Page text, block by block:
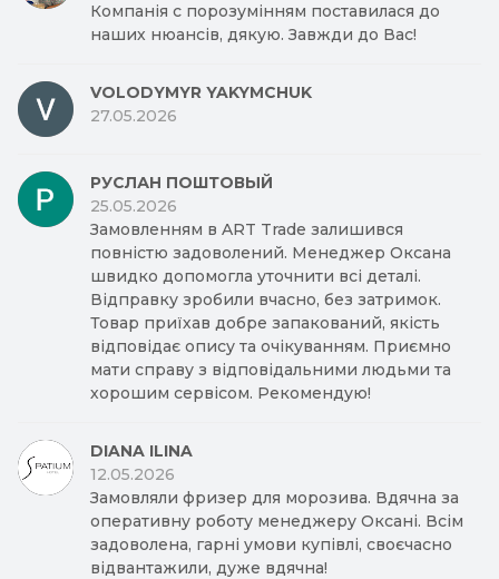
Компанія с порозумінням поставилася до
наших нюансів, дякую. Завжди до Вас!
VOLODYMYR YAKYMCHUK
27.05.2026
РУСЛАН ПОШТОВЫЙ
25.05.2026
Замовленням в ART Trade залишився
повністю задоволений. Менеджер Оксана
швидко допомогла уточнити всі деталі.
Відправку зробили вчасно, без затримок.
Товар приїхав добре запакований, якість
відповідає опису та очікуванням. Приємно
мати справу з відповідальними людьми та
хорошим сервісом. Рекомендую!
DIANA ILINA
12.05.2026
Замовляли фризер для морозива. Вдячна за
оперативну роботу менеджеру Оксані. Всім
задоволена, гарні умови купівлі, своєчасно
відвантажили, дуже вдячна!